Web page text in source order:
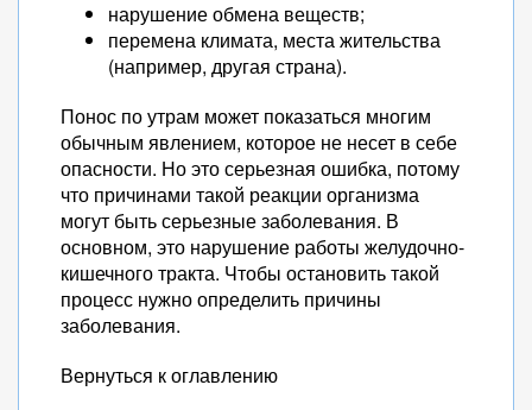
нарушение обмена веществ;
перемена климата, места жительства
(например, другая страна).
Понос по утрам может показаться многим
обычным явлением, которое не несет в себе
опасности. Но это серьезная ошибка, потому
что причинами такой реакции организма
могут быть серьезные заболевания. В
основном, это нарушение работы желудочно-
кишечного тракта. Чтобы остановить такой
процесс нужно определить причины
заболевания.
Вернуться к оглавлению